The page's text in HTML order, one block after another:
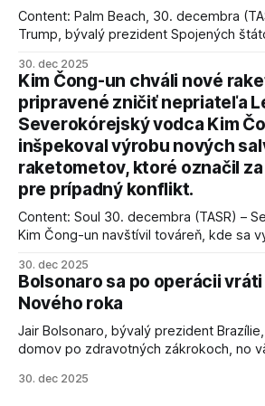
Content: Palm Beach, 30. decembra
Trump, bývalý prezident Spojených
kľúčové pre úspešné dosiahnutie
AFP informuje, že Trump vyjadril
podmienky dohody o prí
30. dec 2025
Kim Čong-un chváli nové
pripravené zničiť nepriateľa
Severokórejský vodca Kim
inšpekoval výrobu nových
raketometov, ktoré označil
pre prípadný konflikt.
Content: Soul 30. decembra (TASR) –
Kim Čong-un navštívil továreň, kde sa
schopnosti. Informovali o tom štátne
sa odvoláva agentúra AFP.
30. dec 2025
Bolsonaro sa po operácii
Nového roka
Jair Bolsonaro, bývalý prezident
domov po zdravotných zákrokoch, no
30. dec 2025